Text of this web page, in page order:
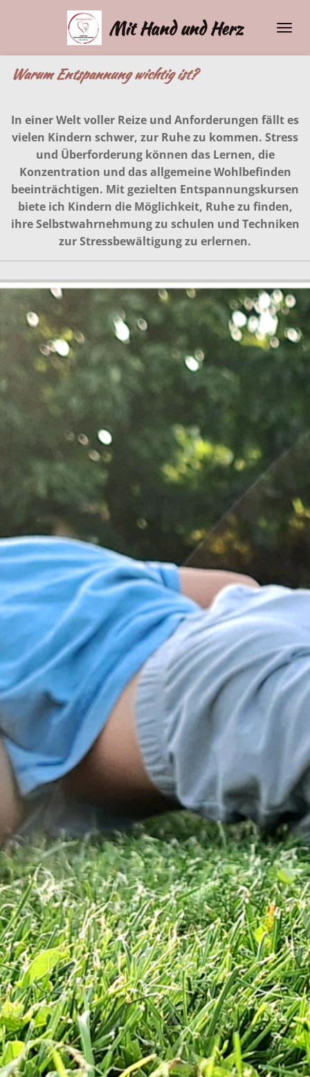
Mit Hand und Herz
Warum Entspannung wichtig ist?
In einer Welt voller Reize und Anforderungen fällt es
vielen Kindern schwer, zur Ruhe zu kommen. Stress
und Überforderung können das Lernen, die
Konzentration und das allgemeine Wohlbefinden
beeinträchtigen. Mit gezielten Entspannungskursen
biete ich Kindern die Möglichkeit, Ruhe zu finden,
ihre Selbstwahrnehmung zu schulen und Techniken
zur Stressbewältigung zu erlernen.